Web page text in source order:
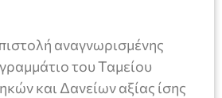
αναγνωρισμένης
του Ταμείου
και Δανείων αξίας ίσης